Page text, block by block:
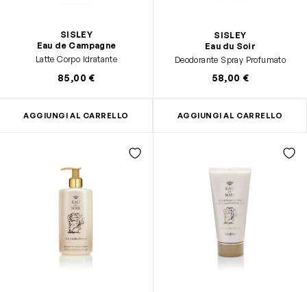
SISLEY
Eau de Campagne
Latte Corpo Idratante
85,00 €
AGGIUNGI AL CARRELLO
SISLEY
Eau du Soir
Deodorante Spray Profumato
58,00 €
AGGIUNGI AL CARRELLO